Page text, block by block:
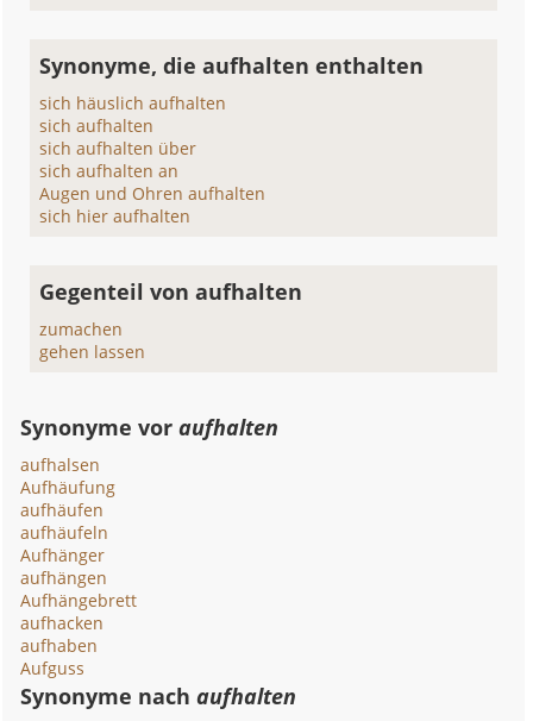
Synonyme, die aufhalten enthalten
sich häuslich aufhalten
sich aufhalten
sich aufhalten über
sich aufhalten an
Augen und Ohren aufhalten
sich hier aufhalten
Gegenteil von aufhalten
zumachen
gehen lassen
Synonyme voraufhalten
aufhalsen
Aufhäufung
aufhäufen
aufhäufeln
Aufhänger
aufhängen
Aufhängebrett
aufhacken
aufhaben
Aufguss
Synonyme nachaufhalten